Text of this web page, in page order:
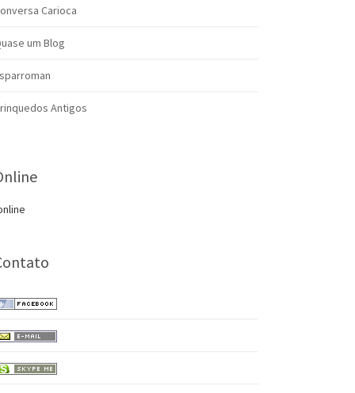
Carioca
um Blog
Antigos